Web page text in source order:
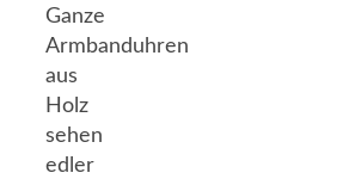
Ganze
Armbanduhren
aus
Holz
sehen
edler